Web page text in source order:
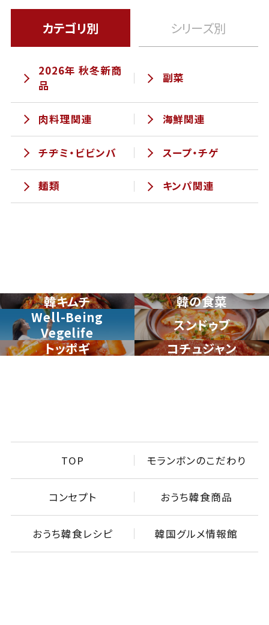
カテゴリ別 シリーズ別
2026年 秋冬新商
品
副菜
肉料理関連 海鮮関連
チヂミ・ビビンバ スープ・チゲ
麺類 キンパ関連
韓キムチ
韓の食菜
Well-Being
Vegelife
スンドゥブ
トッポギ
コチュジャン
TOP モランボンのこだわり
コンセプト おうち韓食商品
おうち韓食レシピ 韓国グルメ情報館